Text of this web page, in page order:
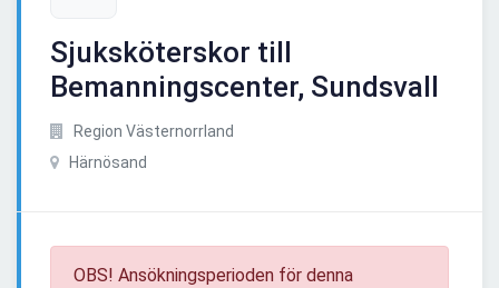
Sjuksköterskor till
Bemanningscenter, Sundsvall
Region Västernorrland
Härnösand
OBS! Ansökningsperioden för denna